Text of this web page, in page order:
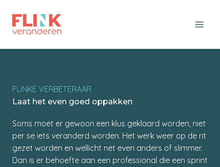
naar
FLINKE VERBETERAAR
Laat het even goed oppakken
Soms moet er gewoon een klus geklaard worden, niet
per se iets veranderd worden. Het werk weer op de rit
gezet worden en wellicht net even anders of slimmer.
Dan is er behoefte aan een professional die een sprint